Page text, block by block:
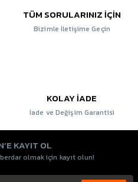
TÜM SORULARINIZ İÇİN
Bizimle İletişime Geçin
KOLAY İADE
İade ve Değişim Garantisi
KAYIT OL
olmak için kayıt olun!